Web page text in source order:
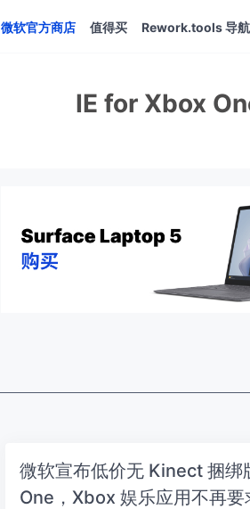
微软官方商店 值得买 Rework.tools 导航
IE for Xbox
微软宣布低价无 Kinect 捆绑
One，Xbox 娱乐应用不再要